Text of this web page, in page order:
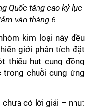
Quốc tăng cao kỷ lục
vào tháng 6
kim loại này đều
giới phân tích đặt
thiếu hụt cung đồng
trong chuỗi cung ứng
chưa có lời giải – như: